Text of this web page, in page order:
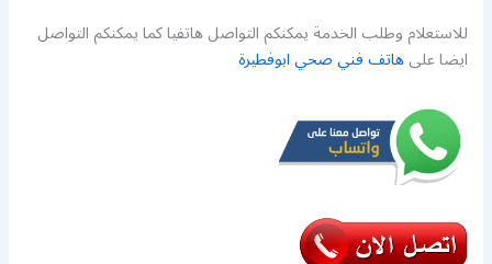
للاستعلام وطلب الخدمة يمكنكم التواصل هاتفيا كما يمكنكم التواصل
ايضا علىهاتف فني صحي ابوفطيرة